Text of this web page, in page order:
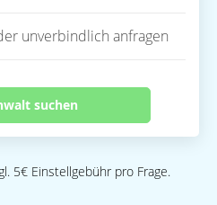
unverbindlich anfragen
suchen
5€ Einstellgebühr pro Frage.